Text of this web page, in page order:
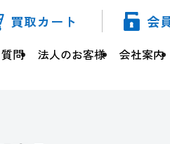
買取カート 会
問 法人のお客様 会社案内